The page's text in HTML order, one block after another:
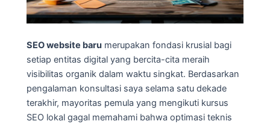
SEO website baru merupakan fondasi krusial bagi
setiap entitas digital yang bercita-cita meraih
visibilitas organik dalam waktu singkat. Berdasarkan
pengalaman konsultasi saya selama satu dekade
terakhir, mayoritas pemula yang mengikuti kursus
SEO lokal gagal memahami bahwa optimasi teknis